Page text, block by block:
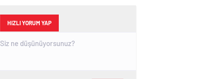
HIZLI YORUM YAP